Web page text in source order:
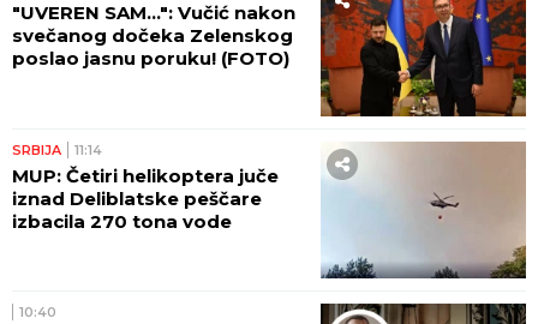
"UVEREN SAM...": Vučić nakon
svečanog dočeka Zelenskog
poslao jasnu poruku! (FOTO)
SRBIJA 11:14
MUP: Četiri helikoptera juče
iznad Deliblatske peščare
izbacila 270 tona vode
10:40